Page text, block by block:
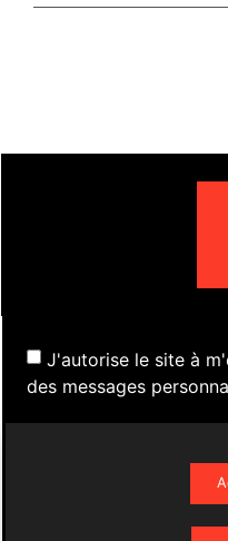
J'autorise le site à
des messages